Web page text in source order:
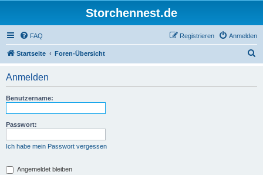
Storchennest.de
FAQ Anmelden
Registrieren
Startseite Foren-Übersicht
Anmelden
Benutzername:
Passwort:
Ich habe mein Passwort vergessen
Angemeldet bleiben